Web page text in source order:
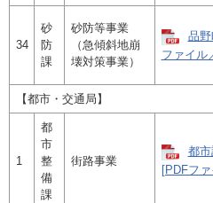
34
砂
防
課
砂防等事業
（急傾斜地崩
壊対策事業）
品
ファイル
【都市・交通局】
1
都
市
整
備
課
街路事業
都
[PDFフ